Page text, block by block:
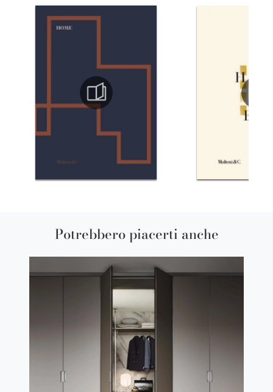
Potrebbero piacerti anche